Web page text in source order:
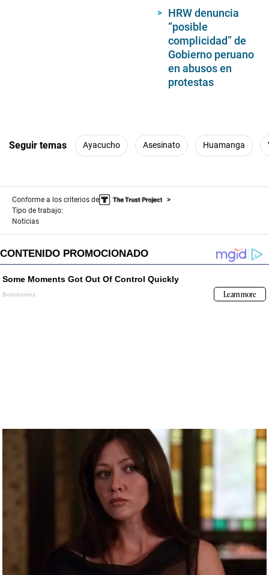
HRW denuncia
“posible
complicidad” de
Gobierno peruano
en abusos en
protestas
Seguir temas Ayacucho Asesinato Huamanga
Conforme a los criterios de
Tipo de trabajo:
Noticias